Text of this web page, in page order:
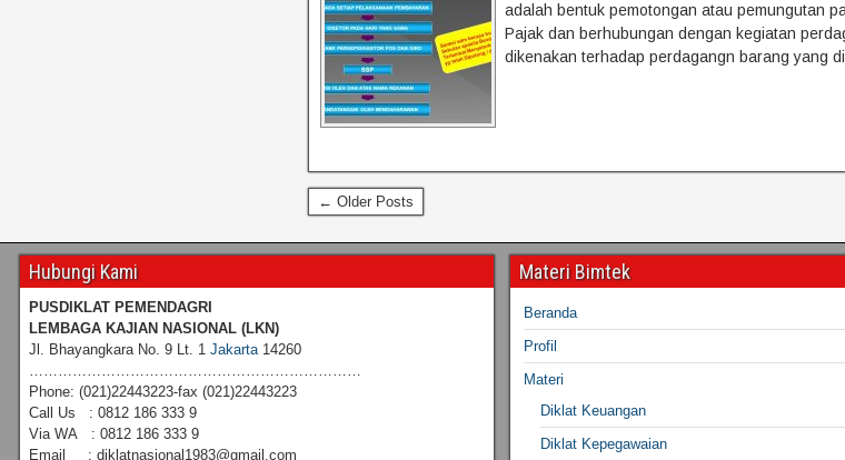
adalah bentuk pemotongan atau pemungutan
Pajak dan berhubungan dengan kegiatan
dikenakan terhadap perdagangn barang yang
← Older Posts
Hubungi Kami
PUSDIKLAT PEMENDAGRI
LEMBAGA KAJIAN NASIONAL (LKN)
Jl. Bhayangkara No. 9 Lt. 1 Jakarta14260
……………………………………………………………
Phone: (021)22443223-fax (021)22443223
Call Us : 0812 186 333 9
Via WA : 0812 186 333 9
Email : diklatnasional1983@gmail.com
Materi Bimtek
Beranda
Profil
Materi
Diklat Keuangan
Diklat Kepegawaian